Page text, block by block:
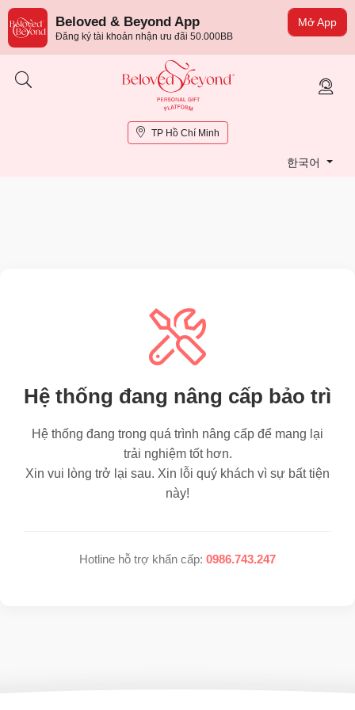
Mở App
Beloved & Beyond App
Đăng ký tài khoản nhận ưu đãi 50.000BB
TP Hồ Chí Minh
한국어
Hệ thống đang nâng cấp bảo trì
Hệ thống đang trong quá trình nâng cấp để mang lại
trải nghiệm tốt hơn.
Xin vui lòng trở lại sau. Xin lỗi quý khách vì sự bất tiện
này!
Hotline hỗ trợ khẩn cấp: 0986.743.247